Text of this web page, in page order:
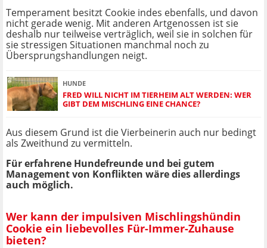
Temperament besitzt Cookie indes ebenfalls, und davon
nicht gerade wenig. Mit anderen Artgenossen ist sie
deshalb nur teilweise verträglich, weil sie in solchen für
sie stressigen Situationen manchmal noch zu
Übersprungshandlungen neigt.
HUNDE
FRED WILL NICHT IM TIERHEIM ALT WERDEN: WER
GIBT DEM MISCHLING EINE CHANCE?
Aus diesem Grund ist die Vierbeinerin auch nur bedingt
als Zweithund zu vermitteln.
Für erfahrene Hundefreunde und bei gutem
Management von Konflikten wäre dies allerdings
auch möglich.
Wer kann der impulsiven Mischlingshündin
Cookie ein liebevolles Für-Immer-Zuhause
bieten?